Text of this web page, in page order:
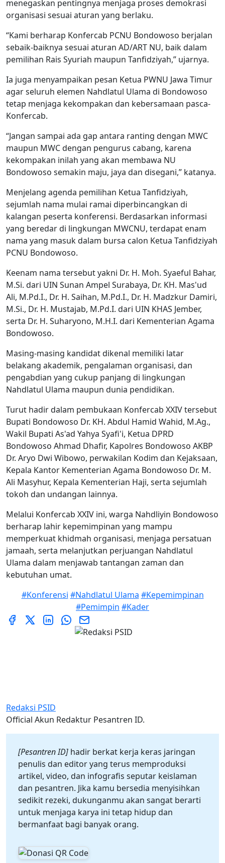
menegaskan pentingnya menjaga proses demokrasi
organisasi sesuai aturan yang berlaku.
“Kami berharap Konfercab PCNU Bondowoso berjalan
sebaik-baiknya sesuai aturan AD/ART NU, baik dalam
pemilihan Rais Syuriah maupun Tanfidziyah,” ujarnya.
Ia juga menyampaikan pesan Ketua PWNU Jawa Timur
agar seluruh elemen Nahdlatul Ulama di Bondowoso
tetap menjaga kekompakan dan kebersamaan pasca-
Konfercab.
“Jangan sampai ada gap antara ranting dengan MWC
maupun MWC dengan pengurus cabang, karena
kekompakan inilah yang akan membawa NU
Bondowoso semakin maju, jaya dan disegani,” katanya.
Menjelang agenda pemilihan Ketua Tanfidziyah,
sejumlah nama mulai ramai diperbincangkan di
kalangan peserta konferensi. Berdasarkan informasi
yang beredar di lingkungan MWCNU, terdapat enam
nama yang masuk dalam bursa calon Ketua Tanfidziyah
PCNU Bondowoso.
Keenam nama tersebut yakni Dr. H. Moh. Syaeful Bahar,
M.Si. dari UIN Sunan Ampel Surabaya, Dr. KH. Mas'ud
Ali, M.Pd.I., Dr. H. Saihan, M.Pd.I., Dr. H. Madzkur Damiri,
M.Si., Dr. H. Mustajab, M.Pd.I. dari UIN KHAS Jember,
serta Dr. H. Suharyono, M.H.I. dari Kementerian Agama
Bondowoso.
Masing-masing kandidat dikenal memiliki latar
belakang akademik, pengalaman organisasi, dan
pengabdian yang cukup panjang di lingkungan
Nahdlatul Ulama maupun dunia pendidikan.
Turut hadir dalam pembukaan Konfercab XXIV tersebut
Bupati Bondowoso Dr. KH. Abdul Hamid Wahid, M.Ag.,
Wakil Bupati As'ad Yahya Syafi'i, Ketua DPRD
Bondowoso Ahmad Dhafir, Kapolres Bondowoso AKBP
Dr. Aryo Dwi Wibowo, perwakilan Kodim dan Kejaksaan,
Kepala Kantor Kementerian Agama Bondowoso Dr. M.
Ali Masyhur, Kepala Kementerian Haji, serta sejumlah
tokoh dan undangan lainnya.
Melalui Konfercab XXIV ini, warga Nahdliyin Bondowoso
berharap lahir kepemimpinan yang mampu
memperkuat khidmah organisasi, menjaga persatuan
jamaah, serta melanjutkan perjuangan Nahdlatul
Ulama dalam menjawab tantangan zaman dan
kebutuhan umat.
#Konferensi #Nahdlatul Ulama #Kepemimpinan
#Pemimpin #Kader
Redaksi PSID
Official Akun Redaktur Pesantren ID.
[Pesantren ID] hadir berkat kerja keras jaringan
penulis dan editor yang terus memproduksi
artikel, video, dan infografis seputar keislaman
dan pesantren. Jika kamu bersedia menyisihkan
sedikit rezeki, dukunganmu akan sangat berarti
untuk menjaga karya ini tetap hidup dan
bermanfaat bagi banyak orang.